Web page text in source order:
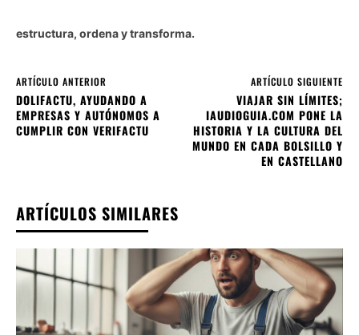
estructura, ordena y transforma.
ARTÍCULO ANTERIOR
DOLIFACTU, AYUDANDO A
EMPRESAS Y AUTÓNOMOS A
CUMPLIR CON VERIFACTU
ARTÍCULO SIGUIENTE
VIAJAR SIN LÍMITES;
IAUDIOGUIA.COM PONE LA
HISTORIA Y LA CULTURA DEL
MUNDO EN CADA BOLSILLO Y
EN CASTELLANO
ARTÍCULOS SIMILARES